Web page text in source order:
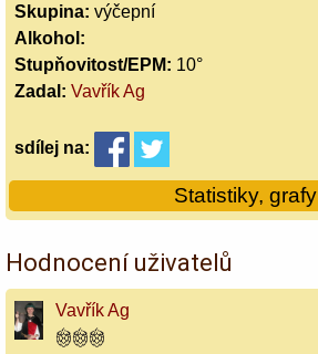
Skupina: výčepní
Alkohol:
Stupňovitost/EPM: 10°
Zadal: Vavřík Ag
sdílej na:
Statistiky, grafy
Hodnocení uživatelů
Vavřík Ag